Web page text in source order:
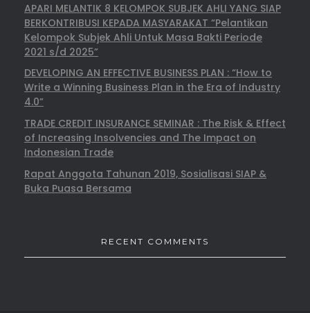
APARI MELANTIK 8 KELOMPOK SUBJEK AHLI YANG SIAP
BERKONTRIBUSI KEPADA MASYARAKAT “Pelantikan
Kelompok Subjek Ahli Untuk Masa Bakti Periode
2021 s/d 2025”
DEVELOPING AN EFFECTIVE BUSINESS PLAN : “How to
Write a Winning Business Plan in the Era of Industry
4.0”
TRADE CREDIT INSURANCE SEMINAR : The Risk & Effect
of Increasing Insolvencies and The Impact on
Indonesian Trade
Rapat Anggota Tahunan 2019, Sosialisasi SIAP &
Buka Puasa Bersama
RECENT COMMENTS